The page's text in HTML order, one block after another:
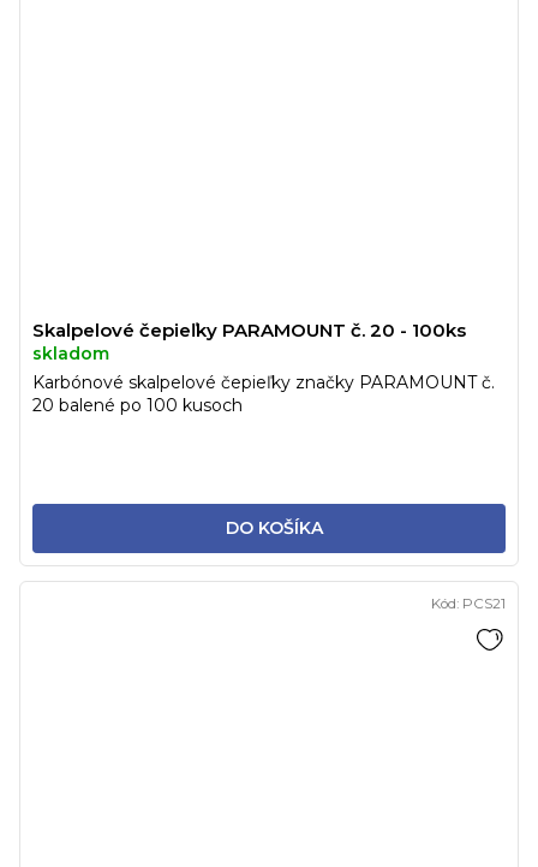
Skalpelové čepieľky PARAMOUNT č. 20 - 100ks
skladom
DO KOŠÍKA
Karbónové skalpelové čepieľky značky PARAMOUNT č.
20 balené po 100 kusoch
Kód: PCS21